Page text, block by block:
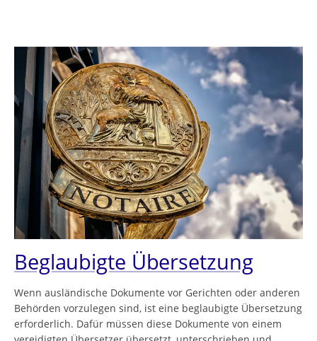
Beglaubigte Übersetzung
Wenn ausländische Dokumente vor Gerichten oder anderen
Behörden vorzulegen sind, ist eine beglaubigte Übersetzung
erforderlich. Dafür müssen diese Dokumente von einem